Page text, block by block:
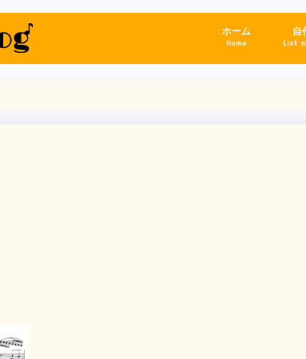
ホーム
Home
自
List